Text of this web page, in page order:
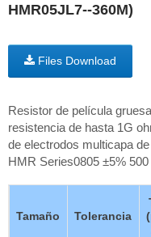
HMR05JL7--360M)
Files Download
Resistor de película
resistencia de hasta 1G
de electrodos multicapa
HMR Series0805 ±5%
Tamaño Tolerancia